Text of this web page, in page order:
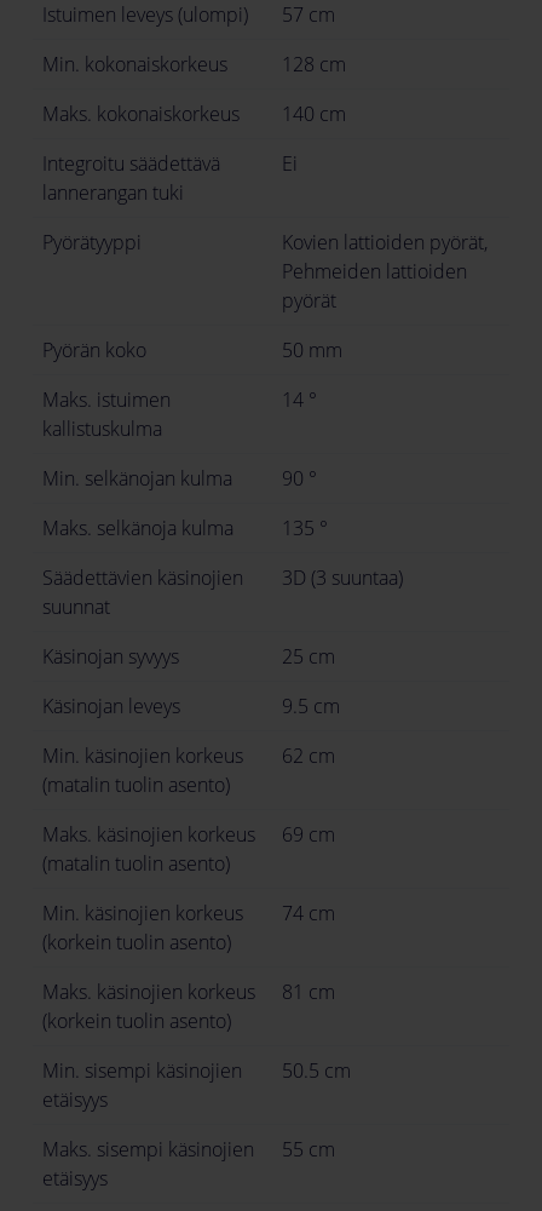
Istuimen leveys (ulompi)
57 cm
Min. kokonaiskorkeus
128 cm
Maks. kokonaiskorkeus
140 cm
Integroitu säädettävä
lannerangan tuki
Ei
Pyörätyyppi
Kovien lattioiden pyörät,
Pehmeiden lattioiden
pyörät
Pyörän koko
50 mm
Maks. istuimen
kallistuskulma
14 °
Min. selkänojan kulma
90 °
Maks. selkänoja kulma
135 °
Säädettävien käsinojien
suunnat
3D (3 suuntaa)
Käsinojan syvyys
25 cm
Käsinojan leveys
9.5 cm
Min. käsinojien korkeus
(matalin tuolin asento)
62 cm
Maks. käsinojien korkeus
(matalin tuolin asento)
69 cm
Min. käsinojien korkeus
(korkein tuolin asento)
74 cm
Maks. käsinojien korkeus
(korkein tuolin asento)
81 cm
Min. sisempi käsinojien
etäisyys
50.5 cm
Maks. sisempi käsinojien
etäisyys
55 cm